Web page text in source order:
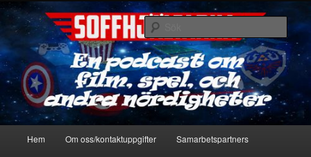
Hoppa
primärt
innehållSoffhjältarna
En podcast om film, spel & andra nördigheter
Sök
Hem Om oss/kontaktuppgifter Samarbetspartners